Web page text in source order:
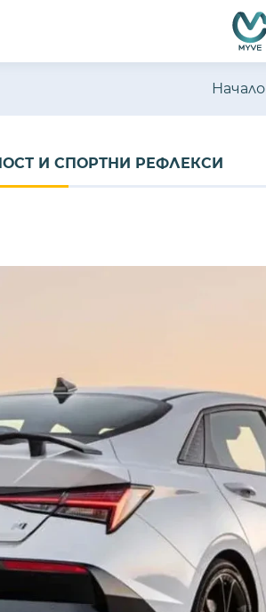
Начало
И СПОРТНИ РЕФЛЕКСИ